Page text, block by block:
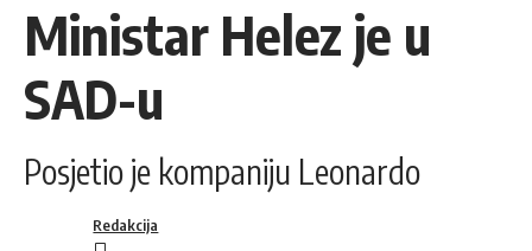
Ministar Helez je u
SAD-u
Posjetio je kompaniju Leonardo
Redakcija